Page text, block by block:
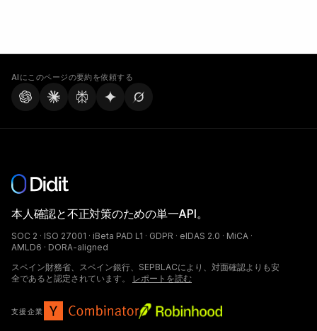
AIにこのページの要約を依頼する
本人確認と不正対策のための単一API。
SOC 2 · ISO 27001 · iBeta PAD L1 · GDPR · eIDAS 2.0 · MiCA ·
AMLD6 · DORA-aligned
スペイン財務省、スペイン銀行、SEPBLACにより、対面確認よりも安
全であると認定されています。
レポートを読む
支援企業